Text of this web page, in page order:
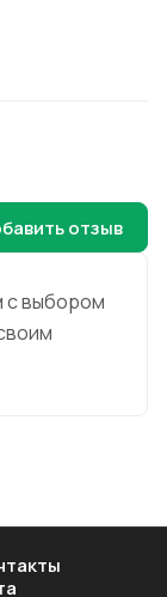
с выбором
отзыв